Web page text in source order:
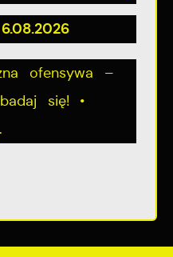
ofensywa –
się! •